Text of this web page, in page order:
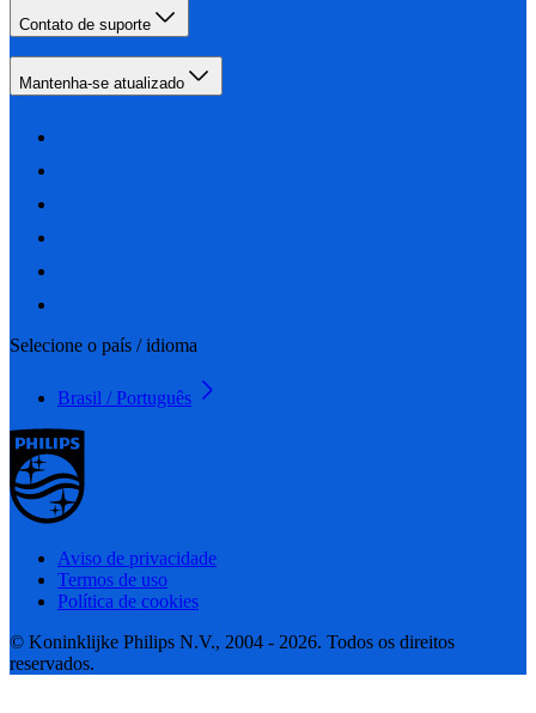
Contato de suporte
Mantenha-se atualizado
Selecione o país / idioma
Brasil / Português
Aviso de privacidade
Termos de uso
Política de cookies
© Koninklijke Philips N.V., 2004 - 2026. Todos os direitos
reservados.